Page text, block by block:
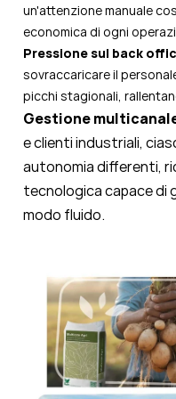
un'attenzione manuale
economica di ogni
Pressione sul back
sovraccaricare il
picchi stagionali,
Gestione
e clienti industriali,
autonomia differenti,
tecnologica capace di
modo fluido.